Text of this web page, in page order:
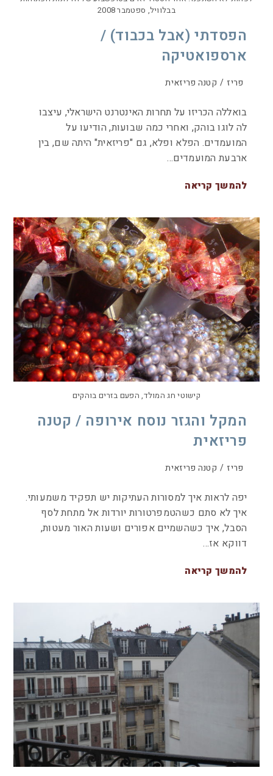
בבלוויל, ספטמבר 2008
הפסדתי (אבל בכבוד) /
ארספואטיקה
פריז / קטנה פריזאית
בואללה הכריזו על תחרות האינטרנט הישראלי, עיצבו
לה לוגו בוהק, ואחרי כמה שבועות, הודיעו על
המועמדים. הפלא ופלא, גם "פריזאית" היתה שם, בין
ארבעת המועמדים…
להמשך קריאה
קישוטי חג המולד, הפעם בזרים בוהקים
המקל והגזר נוסח אירופה / קטנה
פריזאית
פריז / קטנה פריזאית
יפה לראות איך למסורות העתיקות יש תפקיד משמעותי.
איך לא סתם כשהטמפרטורות יורדות אל מתחת לסף
הסבל, איך כשהשמיים אפורים ושעות האור מעטות,
דווקא אז…
להמשך קריאה